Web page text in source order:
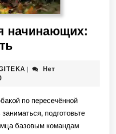
начинающих:
Нет
подготовьте
базовым командам